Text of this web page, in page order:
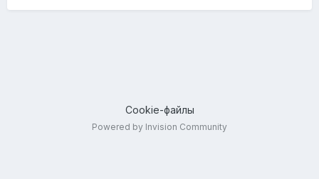
Cookie-файлы
Powered by Invision Community